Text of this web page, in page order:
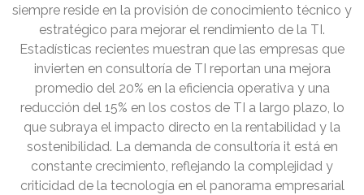
siempre reside en la provisión de conocimiento técnico y
estratégico para mejorar el rendimiento de la TI.
Estadísticas recientes muestran que las empresas que
invierten en consultoría de TI reportan una mejora
promedio del 20% en la eficiencia operativa y una
reducción del 15% en los costos de TI a largo plazo, lo
que subraya el impacto directo en la rentabilidad y la
sostenibilidad. La demanda de consultoría it está en
constante crecimiento, reflejando la complejidad y
criticidad de la tecnología en el panorama empresarial